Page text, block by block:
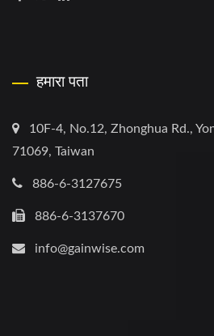
हमारा पता
10F-4, No.12, Zhonghua Rd.,
71069, Taiwan
886-6-3127675
886-6-3137670
info@gainwise.com